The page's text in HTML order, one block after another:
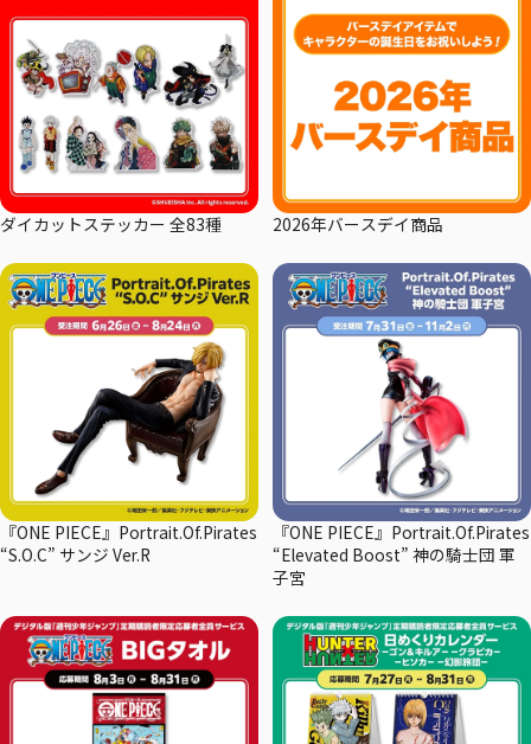
ダイカットステッカー 全83種 2026年バースデイ商品
『ONE PIECE』Portrait.Of.Pirates
“S.O.C” サンジ Ver.R
『ONE PIECE』Portrait.Of.Pirates
“Elevated Boost” 神の騎士団 軍
子宮